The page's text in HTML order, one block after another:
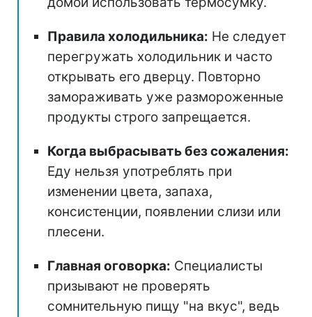
Правила холодильника: Не следует
перегружать холодильник и часто
открывать его дверцу. Повторно
замораживать уже размороженные
продукты строго запрещается.
Когда выбрасывать без сожаления:
Еду нельзя употреблять при
изменении цвета, запаха,
консистенции, появлении слизи или
плесени.
Главная оговорка: Специалисты
призывают не проверять
сомнительную пищу "на вкус", ведь